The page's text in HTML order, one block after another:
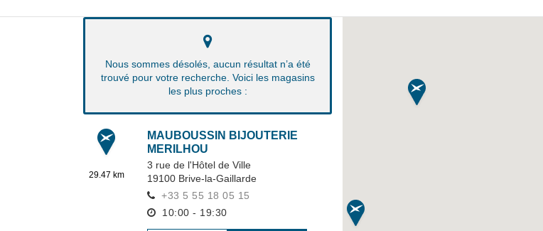
Nous sommes désolés, aucun résultat n’a été
trouvé pour votre recherche. Voici les magasins
les plus proches :
29.47 km
MAUBOUSSIN BIJOUTERIE
MERILHOU
3 rue de l'Hôtel de Ville
19100 Brive-la-Gaillarde
+33 5 55 18 05 15
10:00 - 19:30